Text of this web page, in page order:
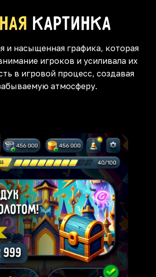
картинка
и насыщенная графика, которая
игроков и усиливала их
в игровой процесс, создавая
атмосферу.